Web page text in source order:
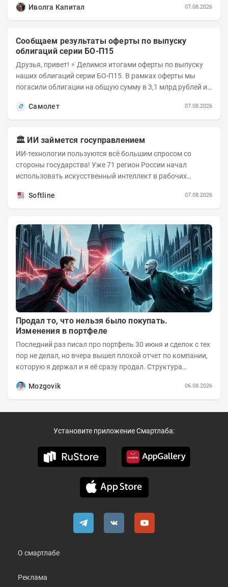
Иволга Капитал
07.08.2026
Сообщаем результаты оферты по выпуску
облигаций серии БО-П15
Друзья, привет! ⚡️ Делимся итогами оферты по выпуску
наших облигаций серии БО-П15. В рамках оферты мы
погасили облигации на общую сумму в 3,1 млрд рублей из
Самолет
07.08.2026
🏛️ ИИ займется госуправлением
ИИ-технологии пользуются всё большим спросом со
стороны государства! Уже 71 регион России начал
использовать искусственный интеллект в рабочих
Softline
07.08.2026
Продал то, что нельзя было покупать.
Изменения в портфеле
Последний раз писал про портфель 30 июня и сделок с тех
пор не делал, но вчера вышел плохой отчет по компании,
которую я держал и я её сразу продал. Структура
Mozgovik
06.08.2026
Установите приложение Смартлаба:
О смартлабе
Реклама